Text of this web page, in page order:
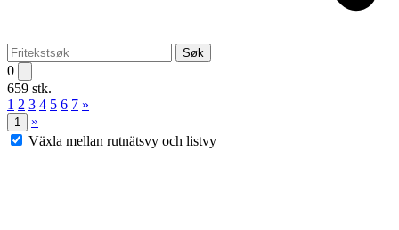
Søk
0
659 stk.
1 2 3 4 5 6 7 »
1
»
Växla mellan rutnätsvy och listvy